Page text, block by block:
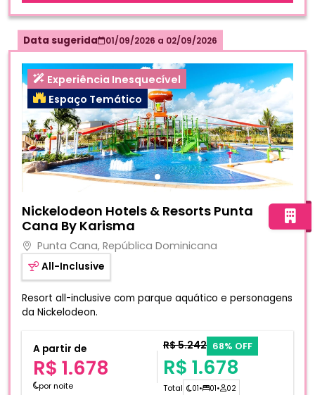
Data sugerida 01/09/2026 a 02/09/2026
Experiência Inesquecível
Espaço Temático
Fotos do hotel Nickelodeon Hotels & Resorts Punta Cana
Nickelodeon Hotels & Resorts Punta
Cana By Karisma
Punta Cana, República Dominicana
All-Inclusive
Resort all-inclusive com parque aquático e personagens
da Nickelodeon.
A partir de
R$ 1.678
por noite
R$ 5.242 68% OFF
R$ 1.678
Total 01• 01• 02